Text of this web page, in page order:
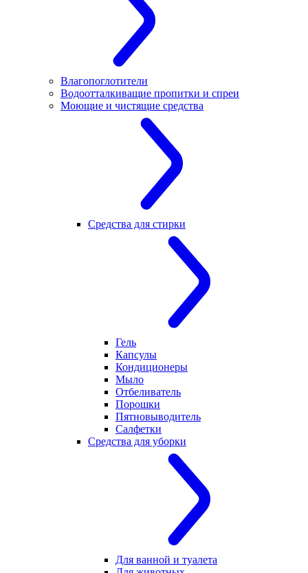
Влагопоглотители
Водоотталкиващие пропитки и спреи
Моющие и чистящие средства
Средства для стирки
Гель
Капсулы
Кондиционеры
Мыло
Отбеливатель
Порошки
Пятновыводитель
Салфетки
Средства для уборки
Для ванной и туалета